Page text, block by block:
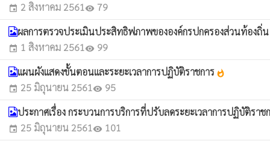
event 2 สิงหาคม 2561visibility 79
ผลการตรวจประเมินประสิทธิฟภาพขององค์กรปกครองส่วนท้องถิ่
event 1 สิงหาคม 2561visibility 99
แผนผังแสดงขั้นตอนและระยะเวลาการปฏิบัติราชการ whatshot
event 25 มิถุนายน 2561visibility 95
ประกาศเรื่อง กระบวนการบริการที่ปรับลดระยะเวลาการปฏิบัติ
event 25 มิถุนายน 2561visibility 101